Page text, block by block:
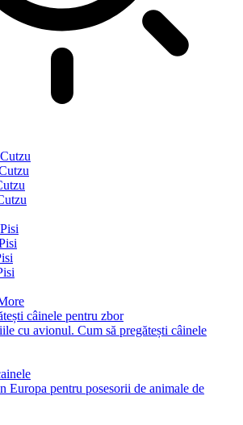
cu avionul. Cum să pregătești câinele
Europa pentru posesorii de animale de